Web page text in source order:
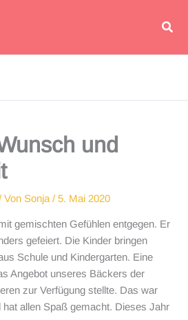
und
VonSonja/5. Mai 2020
gemischten Gefühlen entgegen. Er
gefeiert. Die Kinder bringen
Schule und Kindergarten. Eine
Angebot unseres Bäckers der
zur Verfügung stellte. Das war
allen Spaß gemacht. Dieses Jahr